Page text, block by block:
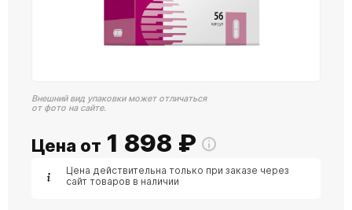
Внешний вид упаковки может отличаться
от фото на сайте.
Цена от 1 898 ₽
Цена действительна только при заказе через
сайт товаров в наличии